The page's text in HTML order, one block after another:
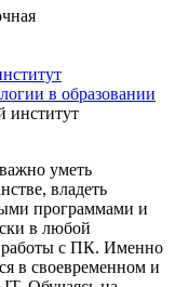
в образовании
уметь
владеть
программами и
в любой
работы с ПК. Именно
в своевременном и